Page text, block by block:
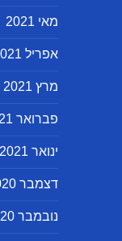
מאי 2021
אפריל 2021
מרץ 2021
פברואר 2021
ינואר 2021
דצמבר 2020
נובמבר 2020